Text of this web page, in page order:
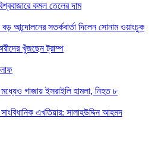
কমল তেলের দাম
আন্দোলনের সতর্কবার্তা দিলেন সোনাম ওয়াংচুক
খুঁজছেন ট্রাম্প
গাজায় ইসরাইলি হামলা, নিহত ৮
সাংবিধানিক এখতিয়ার: সালাহউদ্দিন আহমদ